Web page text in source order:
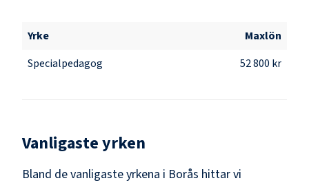
Yrke
Maxlön
Specialpedagog
52 800 kr
Vanligaste yrken
Bland de vanligaste yrkena i Borås hittar vi